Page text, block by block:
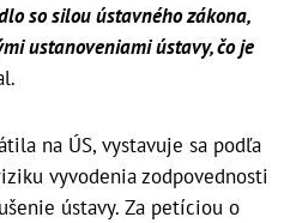
so silou ústavného zákona,
ustanoveniami ústavy, čo je
na ÚS, vystavuje sa podľa
vyvodenia zodpovednosti
ústavy. Za petíciou o